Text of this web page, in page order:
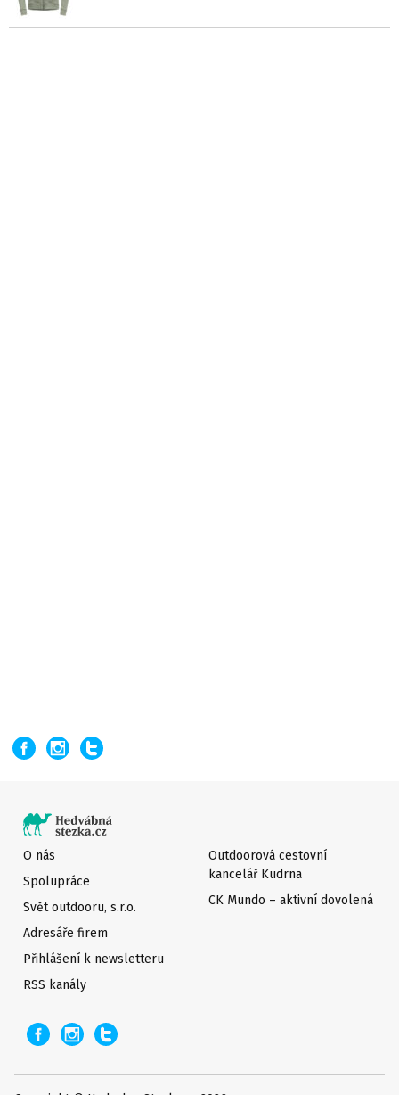
O nás
Spolupráce
Svět outdooru, s.r.o.
Adresáře firem
Přihlášení k newsletteru
Outdoorová cestovní
kancelář Kudrna
CK Mundo – aktivní dovolená
RSS kanály